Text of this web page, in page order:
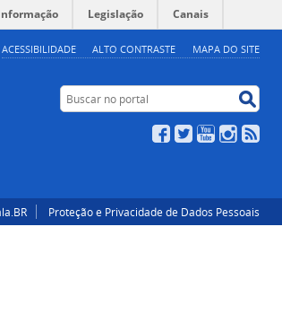
ACESSIBILIDADE ALTO CONTRASTE MAPA DO SITE
Legislação Canais
Buscar no portal
Facebook
TwitterYouTubeInstagram
Proteção e Privacidade de Dados Pessoais